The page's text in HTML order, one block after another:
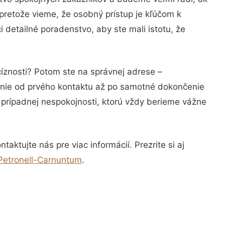
vieme, že osobný prístup je kľúčom k
detailné poradenstvo, aby ste mali istotu, že
Potom ste na správnej adrese –
od prvého kontaktu až po samotné dokončenie
nespokojnosti, ktorú vždy berieme vážne
nás pre viac informácií. Prezrite si aj
Carnuntum.